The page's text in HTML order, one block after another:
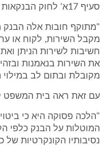
סעיף 17א' לחוק הבנקאות נפסק:
"מתוקף חובות אלה
מקבל השירות, לקוח או
חשיבות לשירות הניתן ואת
את השירות בנאמנות
מקובלת ובתום לב במילוי
עם זאת ראה בית המשפט
"הלכה פסוקה היא כי
המוטלות על הבנק כלפי
נסיבותיו הקונקרטיות